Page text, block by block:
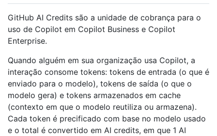
GitHub AI Credits são a unidade de cobrança para o
uso de Copilot em Copilot Business e Copilot
Enterprise.
Quando alguém em sua organização usa Copilot, a
interação consome tokens: tokens de entrada (o que é
enviado para o modelo), tokens de saída (o que o
modelo gera) e tokens armazenados em cache
(contexto em que o modelo reutiliza ou armazena).
Cada token é precificado com base no modelo usado
e o total é convertido em AI credits, em que 1 AI